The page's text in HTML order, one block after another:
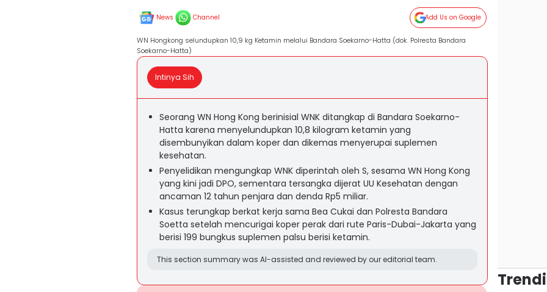
News Channel Add Us on Google
WN Hongkong selundupkan 10,9 kg Ketamin melalui Bandara Soekarno-Hatta (dok. Polresta Bandara
Soekarno-Hatta)
Intinya Sih
Seorang WN Hong Kong berinisial WNK ditangkap di Bandara Soekarno-
Hatta karena menyelundupkan 10,8 kilogram ketamin yang
disembunyikan dalam koper dan dikemas menyerupai suplemen
kesehatan.
Penyelidikan mengungkap WNK diperintah oleh S, sesama WN Hong Kong
yang kini jadi DPO, sementara tersangka dijerat UU Kesehatan dengan
ancaman 12 tahun penjara dan denda Rp5 miliar.
Kasus terungkap berkat kerja sama Bea Cukai dan Polresta Bandara
Soetta setelah mencurigai koper perak dari rute Paris-Dubai-Jakarta yang
berisi 199 bungkus suplemen palsu berisi ketamin.
This section summary was AI-assisted and reviewed by our editorial team.